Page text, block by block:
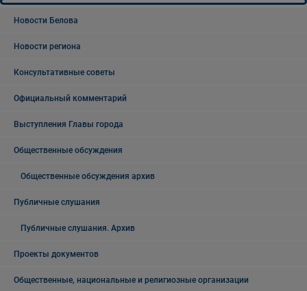
Новости Белова
Новости региона
Консультативные советы
Официальный комментарий
Выступления Главы города
Общественные обсуждения
Общественные обсуждения архив
Публичные слушания
Публичные слушания. Архив
Проекты документов
Общественные, национальные и религиозные организации